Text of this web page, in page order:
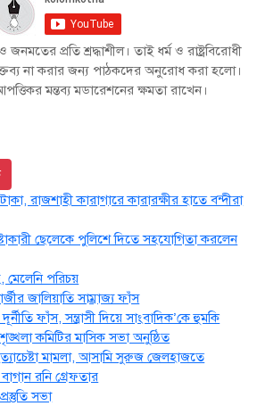
প্রতি শ্রদ্ধাশীল। তাই ধর্ম ও রাষ্ট্রবিরোধী
না করার জন্য পাঠকদের অনুরোধ করা হলো।
মন্তব্য মডারেশনের ক্ষমতা রাখেন।
রাজশাহী কারাগারে কারারক্ষীর হাতে বন্দীরা
ছেলেকে পুলিশে দিতে সহযোগিতা করলেন
পরিচয়
জালিয়াতি সাম্রাজ্য ফাঁস
ফাঁস, সন্ত্রাসী দিয়ে সাংবাদিক’কে হুমকি
কমিটির মাসিক সভা অনুষ্ঠিত‎‎
মামলা, আসামি সুরুজ জেলহাজতে
রনি গ্রেফতার
সভা